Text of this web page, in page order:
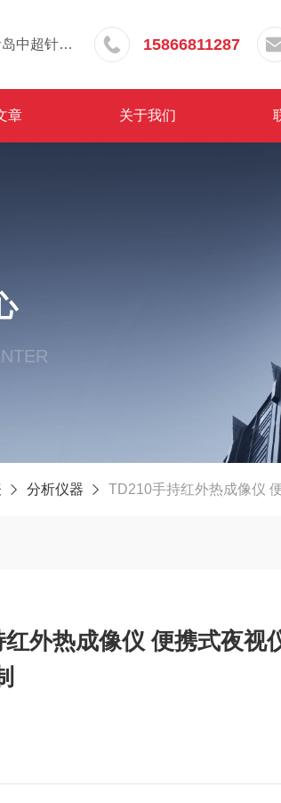
山东省青岛市城阳区上马工业园青岛中超针织有限公司院内东办公楼三层 15866811287
章 关于我们
分析仪器 TD210手持红外热成像仪 便
外热成像仪 便携式夜视